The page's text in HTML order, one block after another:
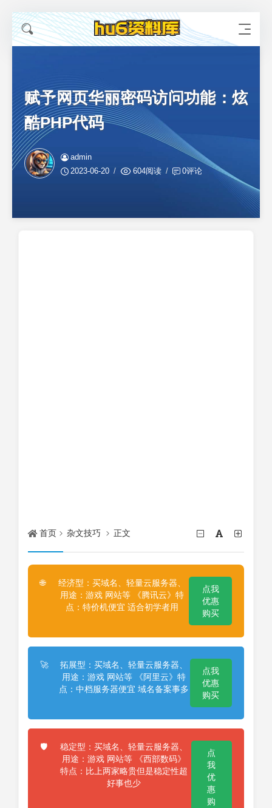
赋予网页华丽密码访问功能：炫
酷PHP代码
admin
2023-06-20
604阅读 0评论
首页 杂文技巧 正文
🌐
经济型：买域名、轻量云服务器、
用途：游戏 网站等 《腾讯云》特
点：特价机便宜 适合初学者用
点我
优惠
购买
🚀
拓展型：买域名、轻量云服务器、
用途：游戏 网站等 《阿里云》特
点：中档服务器便宜 域名备案事多
点我
优惠
购买
🛡️
稳定型：买域名、轻量云服务器、
用途：游戏 网站等 《西部数码》
特点：比上两家略贵但是稳定性超
好事也少
点
我
优
惠
购